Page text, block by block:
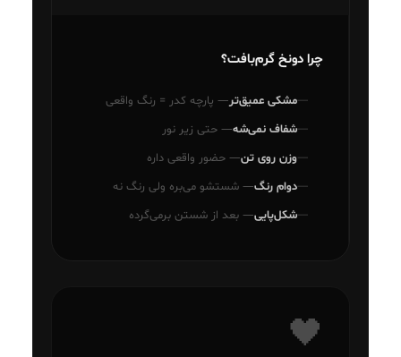
چرا دونخ گرم‌بافت؟
مشکی عمیق‌تر— پارچه کدر = رنگ واقعی
شفاف نمی‌شه— حتی زیر نور
وزن روی تن— حضور واقعی داره
دوام رنگ— شستشو می‌بره ولی رنگ نه
شکل‌پایی— بعد از شستن برمی‌گرده
🖤